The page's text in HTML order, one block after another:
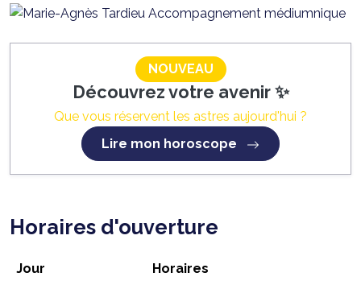
NOUVEAU
Découvrez votre avenir ✨
Que vous réservent les astres aujourd'hui ?
Lire mon horoscope
Horaires d'ouverture
Jour Horaires